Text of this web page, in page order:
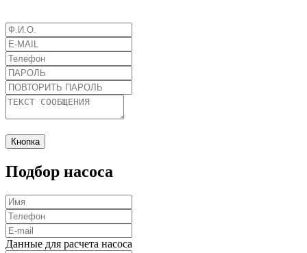
Кнопка
Подбор насоса
Данные для расчета насоса